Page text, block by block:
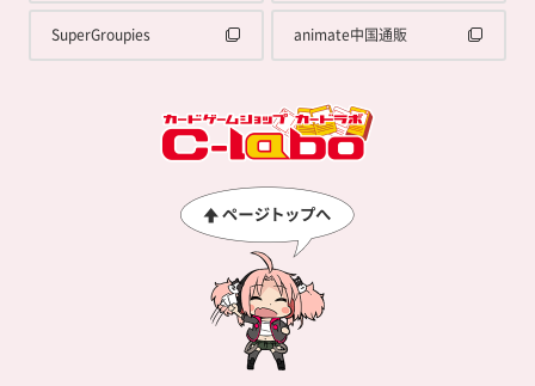
SuperGroupies animate中国通販